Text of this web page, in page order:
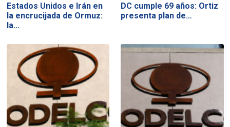
Estados Unidos e Irán en
la encrucijada de Ormuz:
la…
DC cumple 69 años: Ortiz
presenta plan de…